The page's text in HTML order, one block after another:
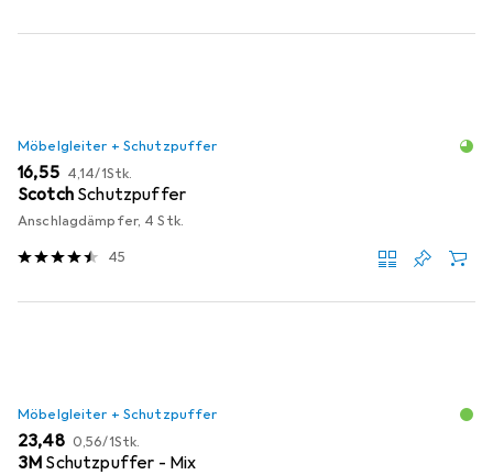
Möbelgleiter + Schutzpuffer
EUR
16,55 EUR
4,14/1Stk.
Scotch Schutzpuffer
Anschlagdämpfer, 4 Stk.
45
Möbelgleiter + Schutzpuffer
EUR
23,48 EUR
0,56/1Stk.
3M Schutzpuffer - Mix